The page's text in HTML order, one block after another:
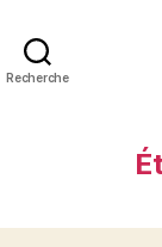
Recherche